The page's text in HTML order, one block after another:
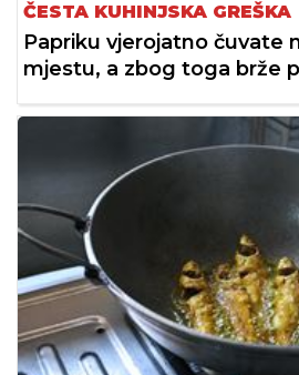
ČESTA KUHINJSKA GREŠKA
Papriku vjerojatno čuvate
mjestu, a zbog toga brže